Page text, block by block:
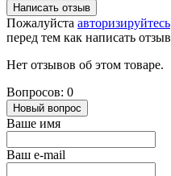
Написать отзыв
Пожалуйста авторизируйтесь
перед тем как написать отзыв
Нет отзывов об этом товаре.
Вопросов: 0
Новый вопрос
Ваше имя
Ваш e-mail